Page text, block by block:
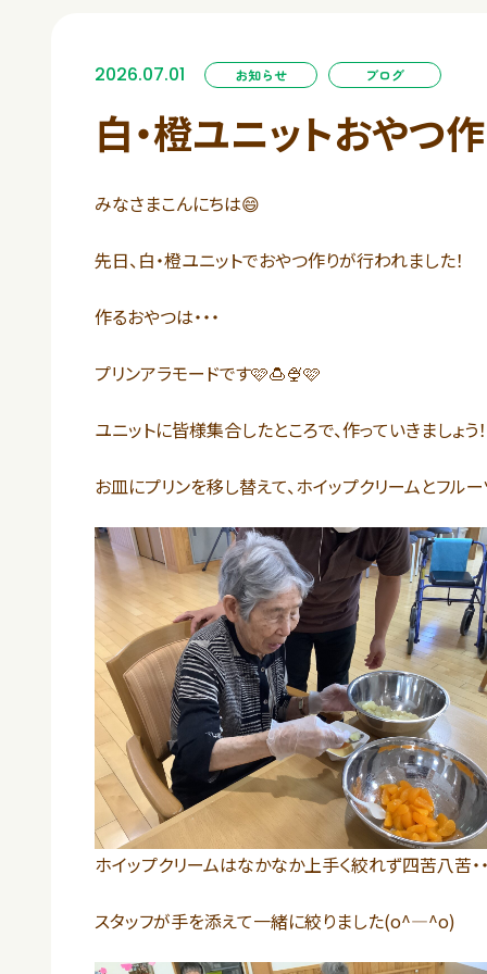
2026.07.01 お知らせ ブログ
白・橙ユニットおやつ
みなさまこんにちは😄
先日、白・橙ユニットでおやつ作りが行われました！
作るおやつは・・・
プリンアラモードです🩷🍮🍨🩷
ユニットに皆様集合したところで、作っていきましょう
お皿にプリンを移し替えて、ホイップクリームとフル
ホイップクリームはなかなか上手く絞れず四苦八苦・・
スタッフが手を添えて一緒に絞りました(o^―^o)